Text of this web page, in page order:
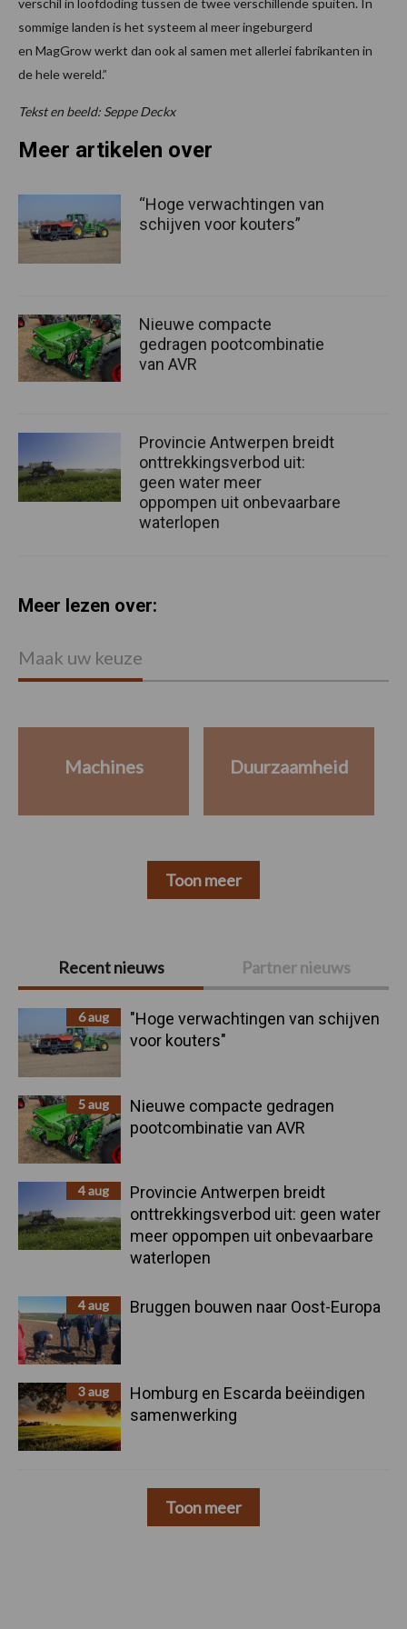
verschil in loofdoding tussen de twee verschillende spuiten. In
sommige landen is het systeem al meer ingeburgerd
en MagGrow werkt dan ook al samen met allerlei fabrikanten in
de hele wereld.”
Tekst en beeld: Seppe Deckx
Primaire
Sidebar
Recent nieuws Partner nieuws
6 aug
"Hoge verwachtingen van schijven
voor kouters"
5 aug
Nieuwe compacte gedragen
pootcombinatie van AVR
4 aug
Provincie Antwerpen breidt
onttrekkingsverbod uit: geen water
meer oppompen uit onbevaarbare
waterlopen
4 aug Bruggen bouwen naar Oost-Europa
3 aug
Homburg en Escarda beëindigen
samenwerking
Toon meer
Meer artikelen over
“Hoge verwachtingen van
schijven voor kouters”
Nieuwe compacte
gedragen pootcombinatie
van AVR
Provincie Antwerpen breidt
onttrekkingsverbod uit:
geen water meer
oppompen uit onbevaarbare
waterlopen
Meer lezen over:
Maak uw keuze
Machines Duurzaamheid
Toon meer